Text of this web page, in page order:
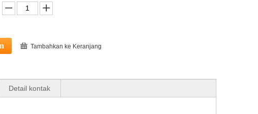
Tambahkan ke Keranjang
Detail kontak